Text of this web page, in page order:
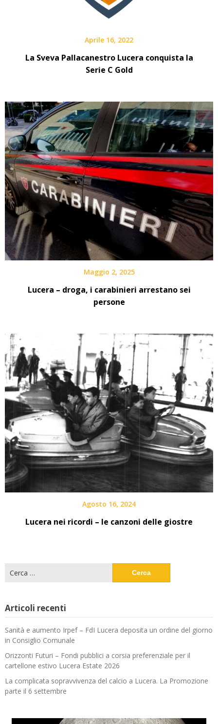
Aprile 16, 2022
La Sveva Pallacanestro Lucera conquista la
Serie C Gold
Maggio 2, 2025
Lucera – droga, i carabinieri arrestano sei
persone
Agosto 16, 2024
Lucera nei ricordi – le canzoni delle giostre
per:
Articoli recenti
Sanità e aumento Irpef – FdI Lucera deposita un ordine del giorno
in Consiglio Comunale
Orizzonti Futuri – Fondi pubblici a corsia preferenziale per il
cartellone estivo Lucera Estate 2026
La complicata sopravvivenza del calcio a Lucera. La Promozione
parte il 6 settembre